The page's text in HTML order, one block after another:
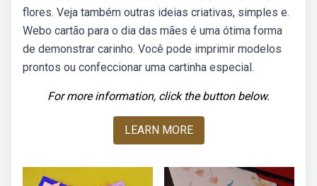
flores. Veja também outras ideias criativas, simples e.
Webo cartão para o dia das mães é uma ótima forma
de demonstrar carinho. Você pode imprimir modelos
prontos ou confeccionar uma cartinha especial.
For more information, click the button below.
LEARN MORE